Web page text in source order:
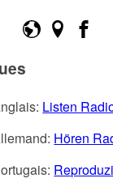
Listen
Hören